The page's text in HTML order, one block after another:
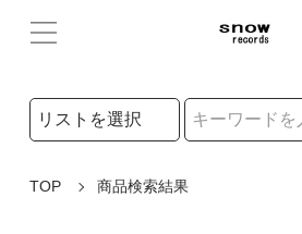
検索リストの選択
TOP 商品検索結果